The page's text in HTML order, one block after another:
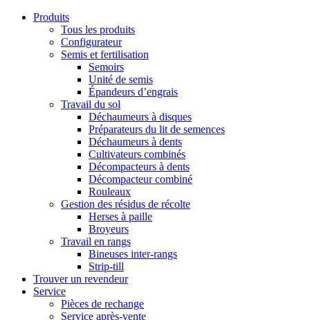
Produits
Tous les produits
Configurateur
Semis et fertilisation
Semoirs
Unité de semis
Épandeurs d’engrais
Travail du sol
Déchaumeurs à disques
Préparateurs du lit de semences
Déchaumeurs à dents
Cultivateurs combinés
Décompacteurs à dents
Décompacteur combiné
Rouleaux
Gestion des résidus de récolte
Herses à paille
Broyeurs
Travail en rangs
Bineuses inter-rangs
Strip-till
Trouver un revendeur
Service
Pièces de rechange
Service après-vente